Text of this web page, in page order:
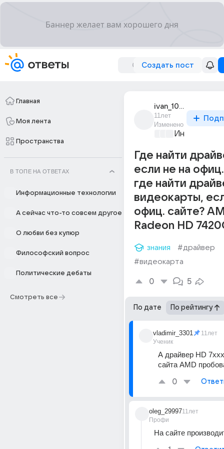
Создать пост
Главная
Моя лента
Пространства
В ТОПЕ НА ОТВЕТАХ
Информационные технологии
А сейчас что-то совсем другое
О любви без купюр
Философский вопрос
Политические дебаты
Смотреть все
ivan_10829
11лет
Изменено
Где найти
если не на
где найти
видеокарты,
офиц. сайте?
Radeon HD
знания
#драйвер
#видеокарта
0 5
По дате По рейтингу
vladimir_3301
Ученик
11лет
А драйвер HD
сайта AMD
0
oleg_29997
Профи
11лет
На сайте